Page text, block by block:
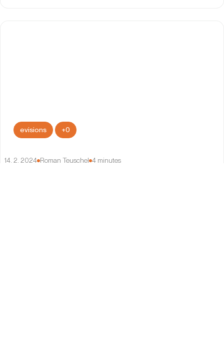
14. 2. 2024 Roman Teuschel 4 minutes
evisions +0